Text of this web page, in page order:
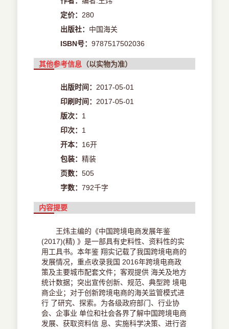
定价：280
出版社： 中国海关
ISBN号：9787517502036
其他参考信息 （以实物为准）
出版时间：2017-05-01
印刷时间：2017-05-01
版次： 1
印次： 1
开本： 16开
包装：精装
页数：505
字数：792千字
内容提要
王炜主编的《中国跨境电商发展年鉴
(2017)(精) 》是一部具有史料性、资料性的实
用工具书。本年鉴 翔实记载了我国跨境电商的
发展情况，重点收录我国 2016年跨境电商政
策及主要城市配套文件；客观提供 海关及地方
统计数据；突出宣传创新、规范、典型跨 境电
商企业；对于创新跨境电商的海关监管模式进
行 了研究、探索。为各级政府部门、行业协
会、企事业 单位和社会各界了解中国跨境电商
发展、获取资料信 息、实施科学决策、进行咨